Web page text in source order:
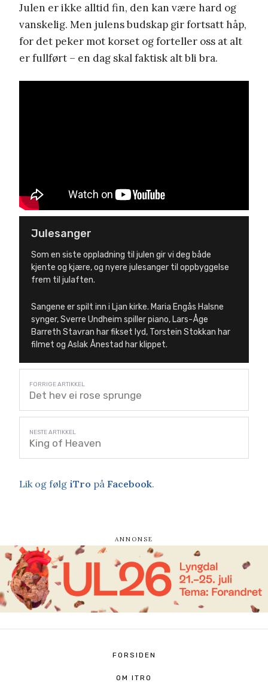
Julen er ikke alltid fin, den kan være hard og
vanskelig. Men julens budskap gir fortsatt håp,
for det peker mot korset og forteller oss at alt
er fullført – en dag skal faktisk alt bli bra.
Julesanger
Som en siste oppladning til julen gir vi deg både
kjente og kjære, og nyere julesanger til oppbyggelse
frem til julaften.
Sangene er spilt inn i Ljan kirke. Maria Engås Halsne
synger, Sverre Undheim spiller piano, Lars-Åge
Barreth Stavran har fikset lyd, Torstein Stokkan har
filmet og Aslak Ånestad har klippet.
Det hev ei rose sprunge
King of Heaven
Lik og følg iTro på Facebook.
FORSIDEN
OM ITRO